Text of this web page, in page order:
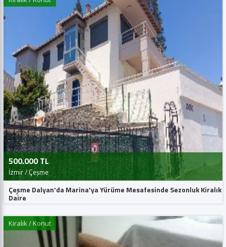
500.000 TL
İzmir / Çeşme
Çeşme Dalyan'da Marina'ya Yürüme Mesafesinde Sezonluk Kiralık
Daire
Kiralık / Konut